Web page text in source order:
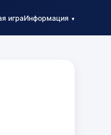
играИнформация